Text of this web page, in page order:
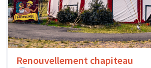
Renouvellement chapiteau